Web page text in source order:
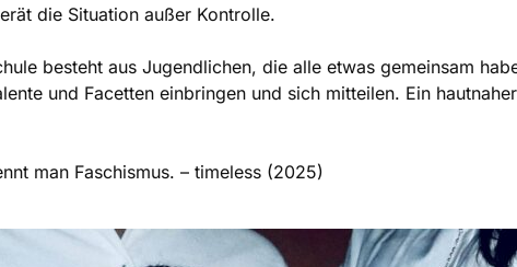
die Situation außer Kontrolle.
besteht aus Jugendlichen, die alle etwas gemeinsam
und Facetten einbringen und sich mitteilen. Ein
man Faschismus. – timeless (2025)